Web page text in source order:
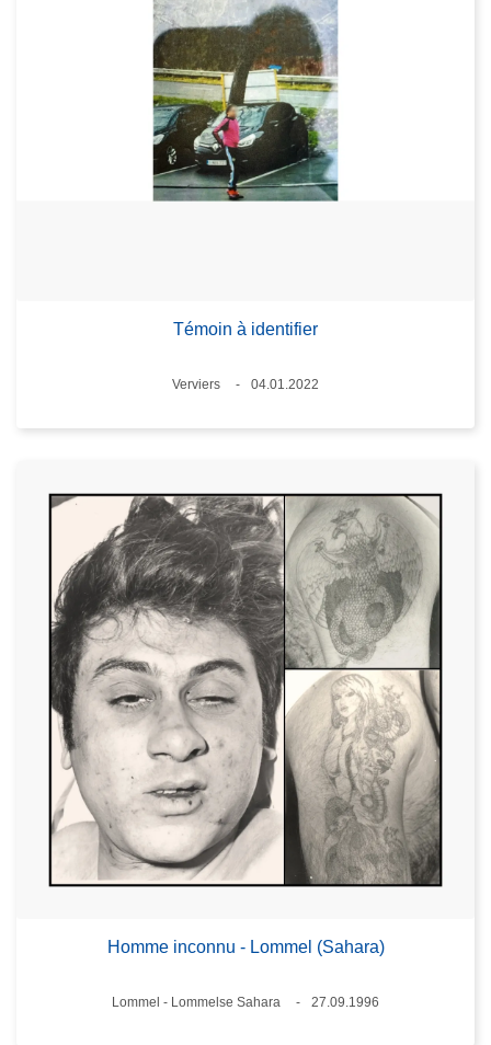
Témoin à identifier
Lieux
Verviers
04.01.2022
Homme inconnu - Lommel (Sahara)
Lieux
Lommel - Lommelse Sahara
27.09.1996